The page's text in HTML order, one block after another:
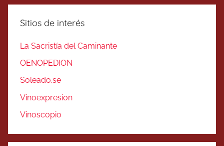
Sitios de interés
La Sacristía del Caminante
OENOPEDION
Soleado.se
Vinoexpresion
Vinoscopio